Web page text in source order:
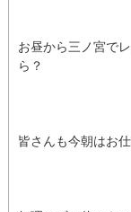
お昼から三ノ宮で
ら？
皆さんも今朝はお